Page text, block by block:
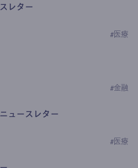
レター
# 医療
#金融
ュースレター
# 医療